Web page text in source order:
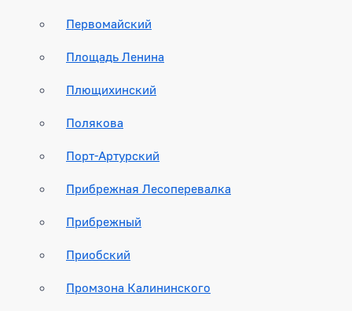
Первомайский
Площадь Ленина
Плющихинский
Полякова
Порт-Артурский
Прибрежная Лесоперевалка
Прибрежный
Приобский
Промзона Калининского